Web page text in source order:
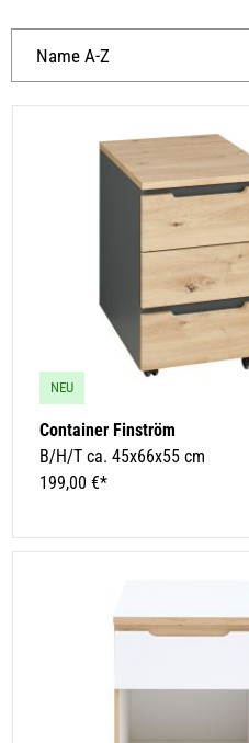
NEU
Container Finström
B/H/T ca. 45x66x55 cm
199,00 €*